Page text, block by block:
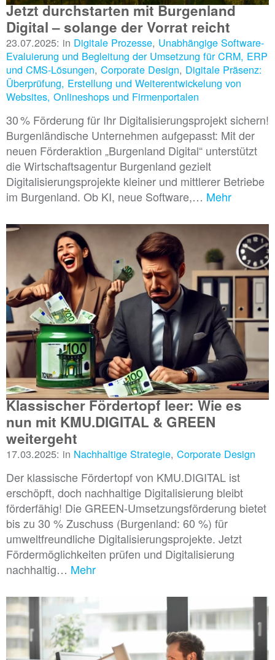
Jetzt durchstarten mit Burgenland
Digital – solange der Vorrat reicht
23.07.2025: in Digitale Prozesse, Unabhängige Software-
Evaluierung und Begleitung der Umsetzung für CRM, ERP
und CMS-Lösungen, Corporate Design, Digitale Präsenz:
Überprüfung, Erstellung und Weiterentwickelung von
Websites, Onlineshops und Firmenportalen
30 % Förderung für Ihr Digitalisierungsprojekt sichern!
Burgenländische Unternehmen aufgepasst: Mit der
neuen Förderaktion „Burgenland Digital“ unterstützt
die Wirtschaftsagentur Burgenland gezielt
Digitalisierungsprojekte kleiner und mittlerer Betriebe
im Burgenland. Ob KI, neue Software,… Mehr
Klassischer Fördertopf leer: Wie es
nun mit KMU.DIGITAL & GREEN
weitergeht
17.03.2025: in Nachhaltige Strategie, Corporate Design
Der klassische Fördertopf von KMU.DIGITAL ist
erschöpft, doch nachhaltige Digitalisierung bleibt
förderfähig! Die GREEN-Umsetzungsförderung bietet
bis zu 30 % Zuschuss (Burgenland: 60 %) für
umweltfreundliche Digitalisierungsprojekte. Jetzt
Fördermöglichkeiten prüfen und Digitalisierung
nachhaltig… Mehr